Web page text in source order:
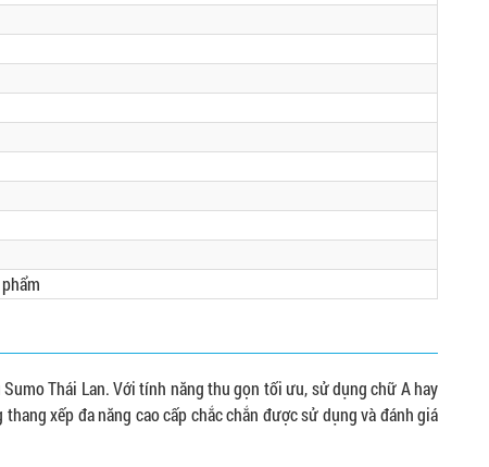
Thái Lan. Với tính năng thu gọn tối ưu, sử dụng chữ A hay
xếp đa năng cao cấp chắc chắn được sử dụng và đánh giá